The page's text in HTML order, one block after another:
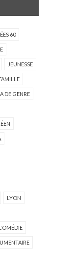
60
JEUNESSE
DE GENRE
LYON